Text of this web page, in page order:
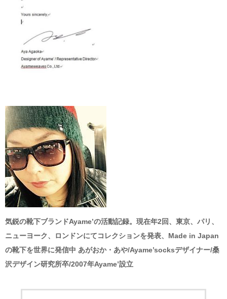
気鋭の靴下ブランドAyame’の活動記録。現在年2回、東京、パリ、
ニューヨーク、ロンドンにてコレクションを発表、Made in Japan
の靴下を世界に発信中 あがおか・あや/Ayame’socksデザイナー/桑
沢デザイン研究所卒/2007年Ayame’設立